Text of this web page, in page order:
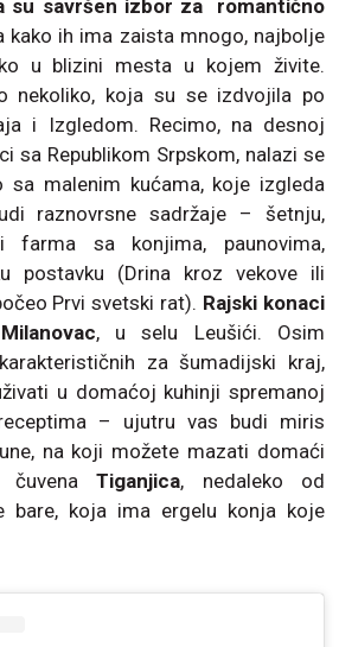
su savršen izbor za romantično
kako ih ima zaista mnogo, najbolje
u blizini mesta u kojem živite.
nekoliko, koja su se izdvojila po
i Izgledom. Recimo, na desnoj
sa Republikom Srpskom, nalazi se
sa malenim kućama, koje izgleda
raznovrsne sadržaje – šetnju,
sa konjima, paunovima,
postavku (Drina kroz vekove ili
Prvi svetski rat). Rajski konaci
, u selu Leušići. Osim
za šumadijski kraj,
u domaćoj kuhinji spremanoj
– ujutru vas budi miris
na koji možete mazati domaći
čuvenaTiganjica, nedaleko od
bare, koja ima ergelu konja koje